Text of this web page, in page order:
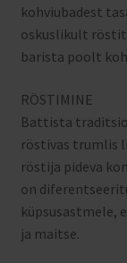
kohviubadest
oskuslikult
barista poolt
RÖSTIMINE
Battista
röstivas trumlis
röstija pideva
on
küpsusastmele,
ja maitse.